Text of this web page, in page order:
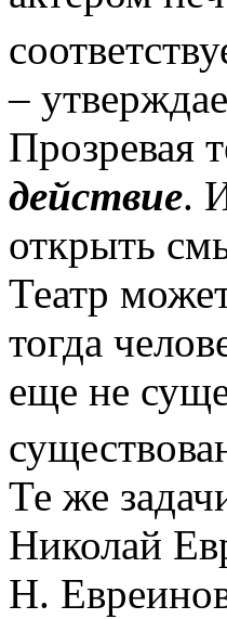
–
Прозревая
действие.
открыть
Театр
тогда
еще не
Те же
Николай
Н.